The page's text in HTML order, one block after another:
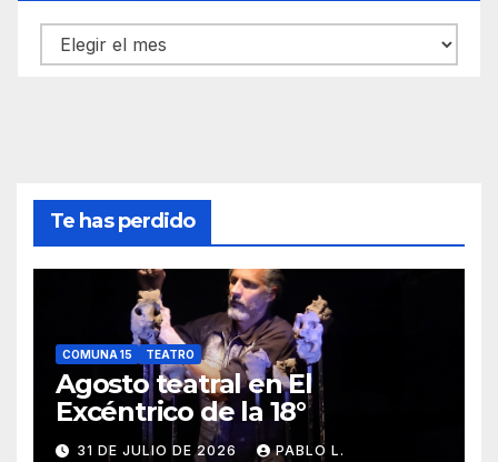
Archivos
Te has perdido
COMUNA 15 TEATRO
Agosto teatral en El
Excéntrico de la 18°
31 DE JULIO DE 2026 PABLO L.